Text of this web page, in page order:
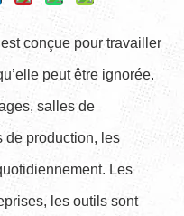
est conçue pour travailler
peut être ignorée.
salles de
de production, les
Les
les outils sont